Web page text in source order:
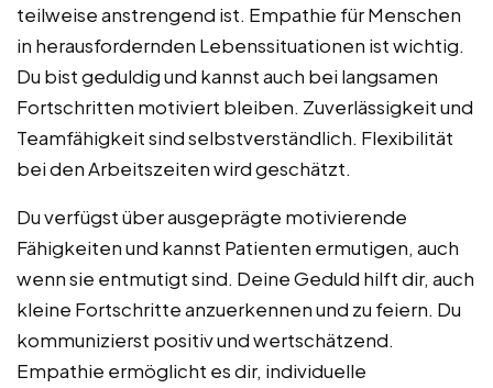
teilweise anstrengend ist. Empathie für Menschen
in herausfordernden Lebenssituationen ist wichtig.
Du bist geduldig und kannst auch bei langsamen
Fortschritten motiviert bleiben. Zuverlässigkeit und
Teamfähigkeit sind selbstverständlich. Flexibilität
bei den Arbeitszeiten wird geschätzt.
Du verfügst über ausgeprägte motivierende
Fähigkeiten und kannst Patienten ermutigen, auch
wenn sie entmutigt sind. Deine Geduld hilft dir, auch
kleine Fortschritte anzuerkennen und zu feiern. Du
kommunizierst positiv und wertschätzend.
Empathie ermöglicht es dir, individuelle